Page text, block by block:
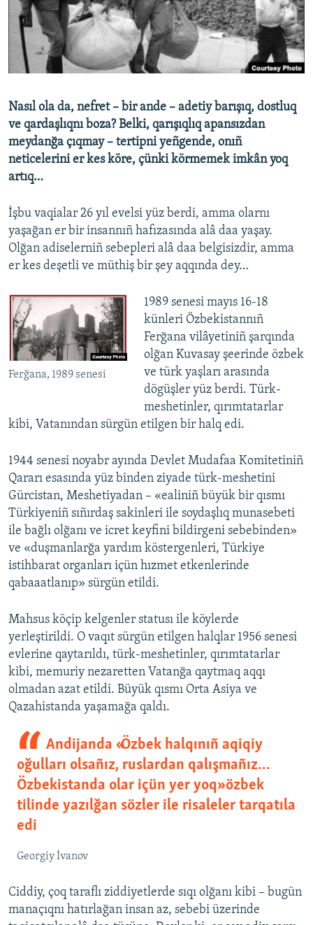
Русский
Українською
RFE/RS bütün saytları
Nasıl ola da, nefret – bir ande – adetiy barışıq, dostluq
ve qardaşlıqnı boza? Belki, qarışıqlıq apansızdan
meydanğa çıqmay – tertipni yeñgende, onıñ
neticelerini er kes köre, çünki körmemek imkân yoq
artıq…
İşbu vaqialar 26 yıl evelsi yüz berdi, amma olarnı
yaşağan er bir insannıñ hafızasında alâ daa yaşay.
Olğan adiselerniñ sebepleri alâ daa belgisizdir, amma
er kes deşetli ve müthiş bir şey aqqında dey…
Ferğana, 1989 senesi
1989 senesi mayıs 16-18
künleri Özbekistannıñ
Ferğana vilâyetiniñ şarqında
olğan Kuvasay şeerinde özbek
ve türk yaşları arasında
dögüşler yüz berdi. Türk-
meshetinler, qırımtatarlar
kibi, Vatanından sürgün etilgen bir halq edi.
1944 senesi noyabr ayında Devlet Mudafaa Komitetiniñ
Qararı esasında yüz binden ziyade türk-meshetini
Gürcistan, Meshetiyadan – «ealiniñ büyük bir qısmı
Türkiyeniñ sıñırdaş sakinleri ile soydaşlıq munasebeti
ile bağlı olğanı ve icret keyfini bildirgeni sebebinden»
ve «duşmanlarğa yardım köstergenleri, Türkiye
istihbarat organları içün hızmet etkenlerinde
qabaaatlanıp» sürgün etildi.
Mahsus köçip kelgenler statusı ile köylerde
yerleştirildi. O vaqıt sürgün etilgen halqlar 1956 senesi
evlerine qaytarıldı, türk-meshetinler, qırımtatarlar
kibi, memuriy nezaretten Vatanğa qaytmaq aqqı
olmadan azat etildi. Büyük qısmı Orta Asiya ve
Qazahistanda yaşamağa qaldı.
Andijanda «Özbek halqınıñ aqiqiy
oğulları olsañız, ruslardan qalışmañız…
Özbekistanda olar içün yer yoq» özbek
tilinde yazılğan sözler ile risaleler tarqatıla
edi
Georgiy İvanov
Ciddiy, çoq taraflı ziddiyetlerde sıqı olğanı kibi – bugün
manaçıqnı hatırlağan insan az, sebebi üzerinde